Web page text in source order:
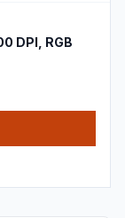
DPI, RGB